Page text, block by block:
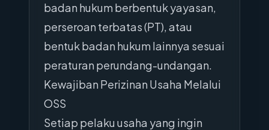
badan hukum berbentuk yayasan,
perseroan terbatas (PT), atau
bentuk badan hukum lainnya sesuai
peraturan perundang-undangan.
Kewajiban Perizinan Usaha Melalui
OSS
Setiap pelaku usaha yang ingin